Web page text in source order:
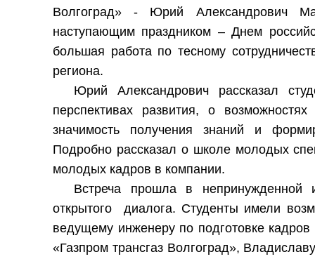
Волгоград» - Юрий Алексaндрович
наступающим праздником – Днем
большая работа по тесному
региона.
Юрий Александрович рассказал
перспективах развития, о
значимость получения знаний и
Подробно рассказал о школе молодых
молодых кадров в компании.
Встреча прошла в непринужденной
открытого диалога. Студенты имели
ведущему инженеру по подготовке
«Газпром трансгаз Волгоград»,